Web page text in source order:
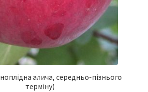
алича, середньо-пізнього
терміну)